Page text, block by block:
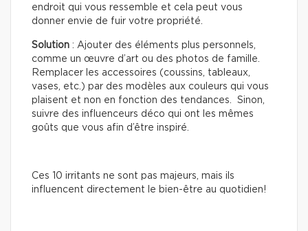
endroit qui vous ressemble et cela peut vous
donner envie de fuir votre propriété.
Solution : Ajouter des éléments plus personnels,
comme un œuvre d’art ou des photos de famille.
Remplacer les accessoires (coussins, tableaux,
vases, etc.) par des modèles aux couleurs qui vous
plaisent et non en fonction des tendances. Sinon,
suivre des influenceurs déco qui ont les mêmes
goûts que vous afin d’être inspiré.
Ces 10 irritants ne sont pas majeurs, mais ils
influencent directement le bien-être au quotidien!